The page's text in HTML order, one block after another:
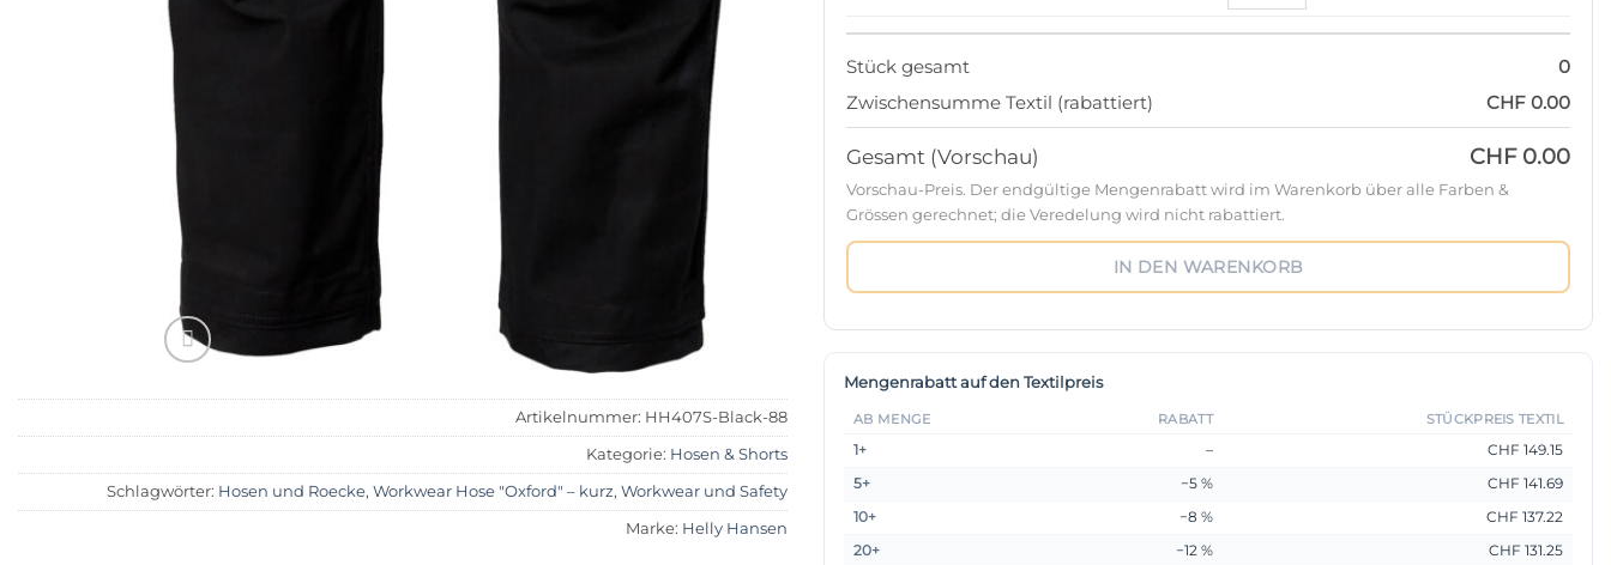
Artikelnummer: HH407S-Black-88
Kategorie: Hosen & Shorts
Schlagwörter: Hosen und Roecke, Workwear Hose "Oxford" – kurz, Workwear und Safety
Marke: Helly Hansen
Stück gesamt
0
Zwischensumme Textil (rabattiert)
CHF 0.00
Gesamt (Vorschau) CHF 0.00
Vorschau-Preis. Der endgültige Mengenrabatt wird im Warenkorb über alle Farben &
Grössen gerechnet; die Veredelung wird nicht rabattiert.
IN DEN WARENKORB
Mengenrabatt auf den Textilpreis
AB MENGE RABATT STÜCKPREIS TEXTIL
1+ –
CHF 149.15
5+
−5 %
CHF 141.69
10+
−8 %
CHF 137.22
20+
−12 %
CHF 131.25